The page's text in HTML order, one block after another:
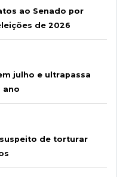
ao Senado por
de 2026
julho e ultrapassa
ano
de torturar